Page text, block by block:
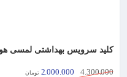
کلید سرویس بهداشتی لمسی
4.300.000
2.000.000 تومان